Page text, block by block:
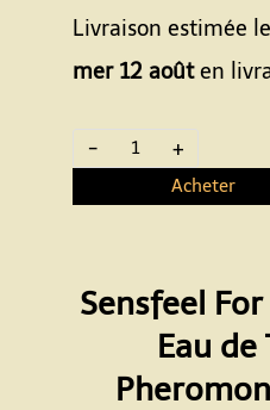
Livraison estimée le
mer 12 aoûten
- +
Acheter
Sensfeel
Eau